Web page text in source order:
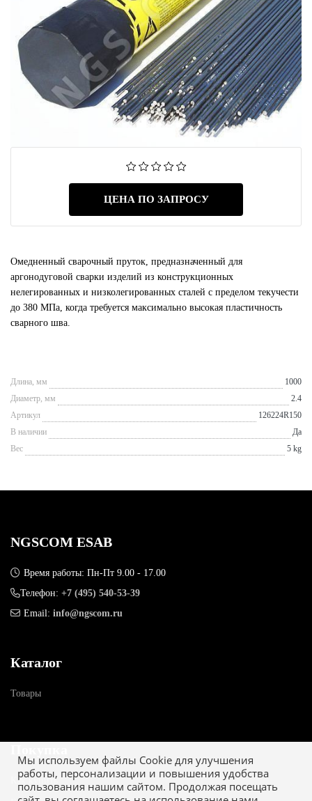
ЦЕНА ПО ЗАПРОСУ
Омедненный сварочный пруток, предназначенный для
аргонодуговой сварки изделий из конструкционных
нелегированных и низколегированных сталей с пределом текучести
до 380 МПа, когда требуется максимально высокая пластичность
сварного шва.
Длина, мм
1000
Диаметр, мм
2.4
Артикул
126224R150
В наличии
Да
Вес
5 kg
Мы используем файлы Cookie для улучшения
работы, персонализации и повышения удобства
пользования нашим сайтом. Продолжая посещать
NGSCOM ESAB
Время работы: Пн-Пт 9.00 - 17.00
Телефон: +7 (495) 540-53-39
Email: info@ngscom.ru
Каталог
Товары
Как купить